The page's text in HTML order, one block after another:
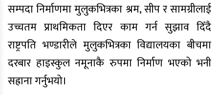
सम्पदा निर्माणमा मुलुकभित्रका श्रम, सीप र सामग्रीलाई
उच्चतम प्राथमिकता दिएर काम गर्न सुझाव दिँदै
राष्ट्रपति भण्डारीले मुलुकभित्रका विद्यालयका बीचमा
दरबार हाइस्कुल नमूनाकै रुपमा निर्माण भएको भनी
सह्राना गर्नुभयो।